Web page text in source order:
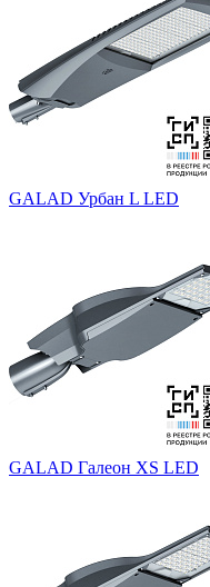
GALAD Урбан L LED
GALAD Галеон XS LED